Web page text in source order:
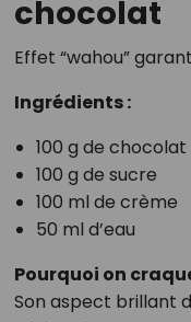
chocolat
Effet “wahou”
Ingrédients :
100 g de chocolat
100 g de sucre
100 ml de crème
50 ml d’eau
Pourquoi on
Son aspect brillant